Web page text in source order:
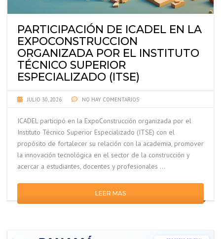
PARTICIPACIÓN DE ICADEL EN LA
EXPOCONSTRUCCION
ORGANIZADA POR EL INSTITUTO
TÉCNICO SUPERIOR
ESPECIALIZADO (ITSE)
JULIO 30, 2026 NO HAY COMENTARIOS
ICADEL participó en la ExpoConstrucción organizada por el
Instituto Técnico Superior Especializado (ITSE) con el
propósito de fortalecer su relación con la academia, promover
la innovación tecnológica en el sector de la construcción y
acercar a estudiantes, docentes y profesionales …
LEER MAS